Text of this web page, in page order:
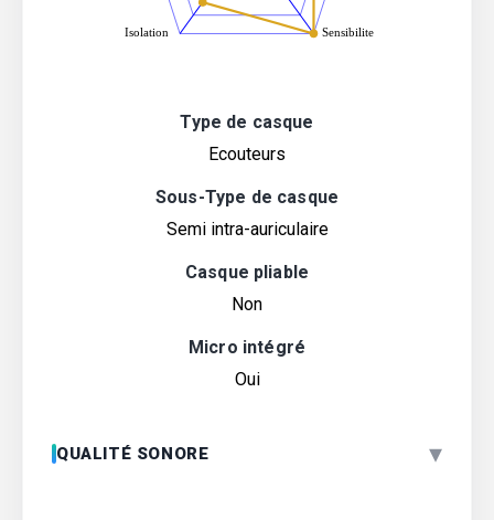
Type de casque
Ecouteurs
Sous-Type de casque
Semi intra-auriculaire
Casque pliable
Non
Micro intégré
Oui
QUALITÉ SONORE ▾